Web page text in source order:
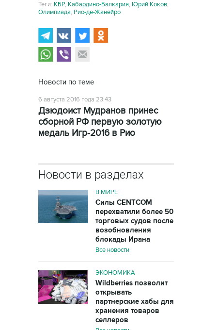
Теги: КБР, Кабардино-Балкария, Юрий Коков,
Олимпиада, Рио-де-Жанейро
Новости по теме
6 августа 2016 года 23:43
Дзюдоист Мудранов принес
сборной РФ первую золотую
медаль Игр-2016 в Рио
Новости в разделах
В МИРЕ
Силы CENTCOM
перехватили более 50
торговых судов после
возобновления
блокады Ирана
Все новости
ЭКОНОМИКА
Wildberries позволит
открывать
партнерские хабы для
хранения товаров
селлеров